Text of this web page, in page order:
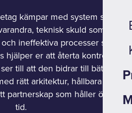
kämpar med system som
teknisk skuld som
ineffektiva processer som
hjälper er att återta kontrollen
till att den bidrar till bättre
rätt arkitektur, hållbara
partnerskap som håller över
tid.